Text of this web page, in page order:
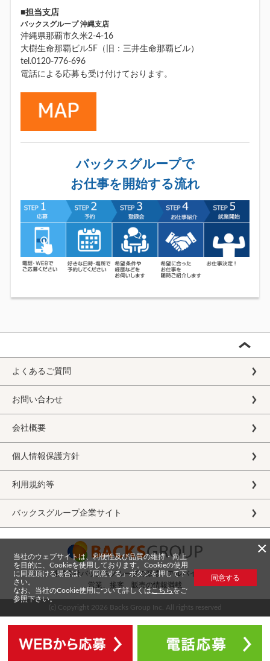
■担当支店
バックスグループ 沖縄支店
沖縄県那覇市久米2-4-16
大樹生命那覇ビル5F（旧：三井生命那覇ビル）
tel.0120-776-696
電話による応募も受け付けております。
バックスグループで
お仕事を開始する流れ
よくあるご質問
お問い合わせ
会社概要
個人情報保護方針
利用規約等
バックスグループ企業サイト
株式会社バックスグループの派遣・アルバイト求人
営業、接客、販売の情報満載
(c) Copyright 2026 Backs Group Inc. All rights reserved
×
当社のウェブサイトは、利便性及び品質の維持・向上
を目的に、Cookieを使用しております。Cookieの使用
に同意頂ける場合は、「同意する」ボタンを押して下
さい。
なお、当社のCookie使用について詳しくは こちらをご
参照下さい。
同意する